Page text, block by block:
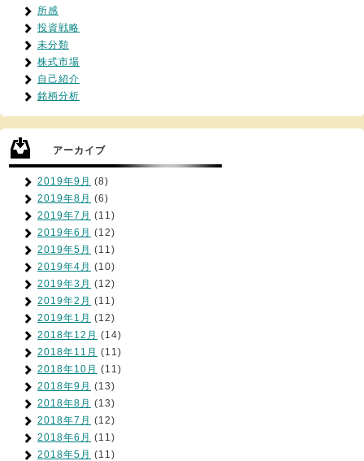
所感
投資戦略
未分類
株式市場
自己紹介
銘柄分析
アーカイブ
2019年9月 (8)
2019年8月 (6)
2019年7月 (11)
2019年6月 (12)
2019年5月 (11)
2019年4月 (10)
2019年3月 (12)
2019年2月 (11)
2019年1月 (12)
2018年12月 (14)
2018年11月 (11)
2018年10月 (11)
2018年9月 (13)
2018年8月 (13)
2018年7月 (12)
2018年6月 (11)
2018年5月 (11)